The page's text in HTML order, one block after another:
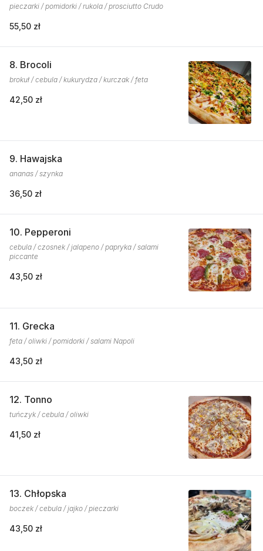
pieczarki / pomidorki / rukola / prosciutto Crudo
55,50 zł
8. Brocoli
brokuł / cebula / kukurydza / kurczak / feta
42,50 zł
9. Hawajska
ananas / szynka
36,50 zł
10. Pepperoni
cebula / czosnek / jalapeno / papryka / salami
piccante
43,50 zł
11. Grecka
feta / oliwki / pomidorki / salami Napoli
43,50 zł
12. Tonno
tuńczyk / cebula / oliwki
41,50 zł
13. Chłopska
boczek / cebula / jajko / pieczarki
43,50 zł